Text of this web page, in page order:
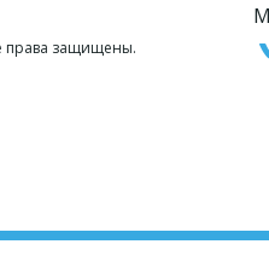
права защищены.